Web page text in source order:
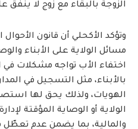
الزوجة بالبقاء مع زوج لا ينفق
وتؤكد الأكحلي أن قانون
مسائل الولاية على الأبناء
اختفاء الأب تواجه مشكلات في
بالأبناء، مثل التسجيل في
الهويات، ولذلك يحق لها
الولاية أو الوصاية المؤقتة
والمالية، بما يضمن عدم